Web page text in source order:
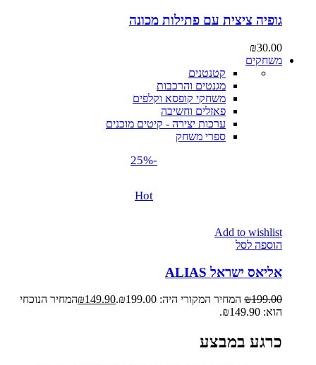
גופיה ציצית עם פתילות מכונה
₪30.00
משחקים
קטנטנים
מגנטים והרכבות
משחקי קופסא וקלפים
פאזלים וחשיבה
ערכות יצירה - קיטים מוכנים
ספרי משחק
-25%
Hot
Add to wishlist
הוספה לסל
אליאס ישראל ALIAS
₪199.00 המחיר המקורי היה: ₪199.00. ₪149.90
המחיר הנוכחי
הוא: ₪149.90.
כרגע במבצע